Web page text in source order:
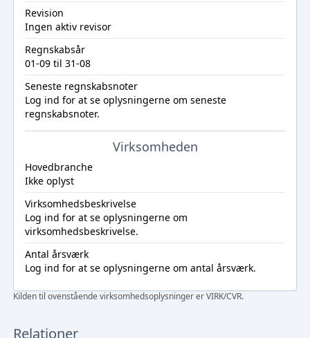
Revision
Ingen aktiv revisor
Regnskabsår
01-09 til 31-08
Seneste regnskabsnoter
Log ind for at se oplysningerne om seneste
regnskabsnoter.
Virksomheden
Hovedbranche
Ikke oplyst
Virksomhedsbeskrivelse
Log ind for at se oplysningerne om
virksomhedsbeskrivelse.
Antal årsværk
Log ind for at se oplysningerne om antal årsværk.
Kilden til ovenstående virksomhedsoplysninger er VIRK/CVR.
Relationer